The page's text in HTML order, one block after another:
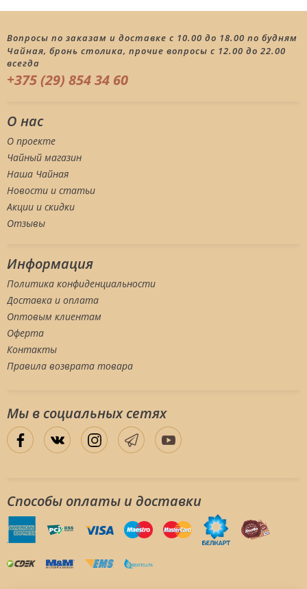
Вопросы по заказам и доставке с 10.00 до 18.00 по будням
Чайная, бронь столика, прочие вопросы с 12.00 до 22.00
всегда
+375 (29) 854 34 60
О нас
О проекте
Чайный магазин
Наша Чайная
Новости и статьи
Акции и скидки
Отзывы
Информация
Политика конфиденциальности
Доставка и оплата
Оптовым клиентам
Оферта
Контакты
Правила возврата товара
Мы в социальных сетяx
Способы оплаты и доставки